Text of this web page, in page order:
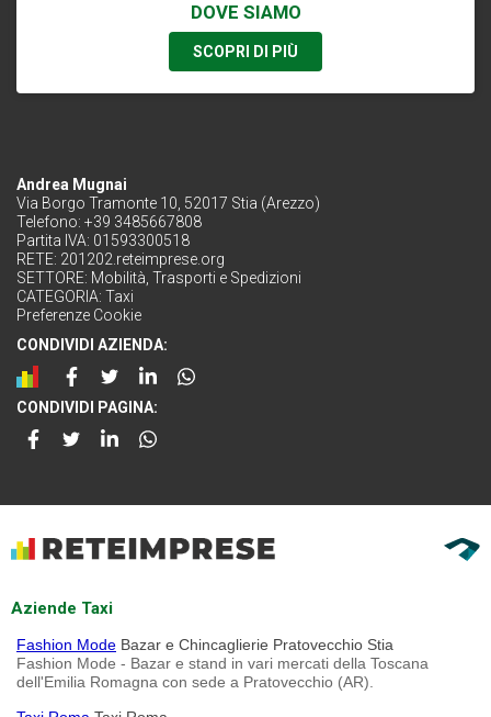
DOVE SIAMO
SCOPRI DI PIÙ
Andrea Mugnai
Via Borgo Tramonte 10, 52017 Stia (Arezzo)
Telefono: +39 3485667808
Partita IVA: 01593300518
RETE: 201202.reteimprese.org
SETTORE: Mobilità, Trasporti e Spedizioni
CATEGORIA: Taxi
Preferenze Cookie
CONDIVIDI AZIENDA:
CONDIVIDI PAGINA:
Aziende Taxi
Fashion Mode Bazar e Chincaglierie Pratovecchio Stia
Fashion Mode - Bazar e stand in vari mercati della Toscana
dell'Emilia Romagna con sede a Pratovecchio (AR).